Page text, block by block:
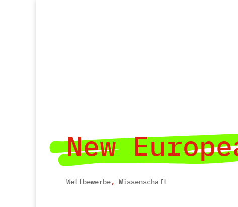
New
Wettbewerbe, Wissenschaft